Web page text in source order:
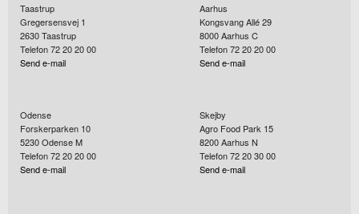
Taastrup
Gregersensvej 1
2630Taastrup
Telefon 72 20 20 00
Send e-mail
Aarhus
Kongsvang Allé 29
8000Aarhus C
Telefon 72 20 20 00
Send e-mail
Odense
Forskerparken 10
5230Odense M
Telefon 72 20 20 00
Send e-mail
Skejby
Agro Food Park 15
8200Aarhus N
Telefon 72 20 30 00
Send e-mail